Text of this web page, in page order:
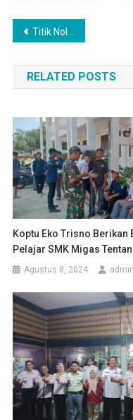
Navigasi
pos
Titik Nol Pembangunan Dimulai, Ketua RW 02 Sumberjo Ucapkan Terima Kasih Atas Dimulainya Pekerjaan Pembangunan Jalan
RELATED POSTS
Koptu Eko Trisno Berikan
Pelajar SMK Migas
Agustus 8, 2024 admin